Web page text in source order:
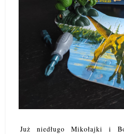
Już niedługo Mikołajki i